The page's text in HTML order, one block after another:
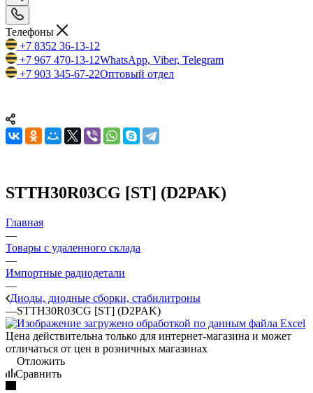
Телефоны
+7 8352 36-13-12
+7 967 470-13-12WhatsApp, Viber, Telegram
+7 903 345-67-22Оптовый отдел
STTH30R03CG [ST] (D2PAK)
Главная
—
Товары с удаленного склада
—
Импортные радиодетали
—
Диоды, диодные сборки, стабилитроны
—STTH30R03CG [ST] (D2PAK)
Цена действительна только для интернет-магазина и может
отличаться от цен в розничных магазинах
Отложить
Сравнить